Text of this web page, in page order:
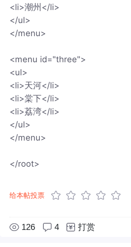
<li>潮州</li>
</ul>
</menu>
<menu id="three">
<ul>
<li>天河</li>
<li>棠下</li>
<li>荔湾</li>
</ul>
</menu>
</root>
给本帖投票
126 4 打赏